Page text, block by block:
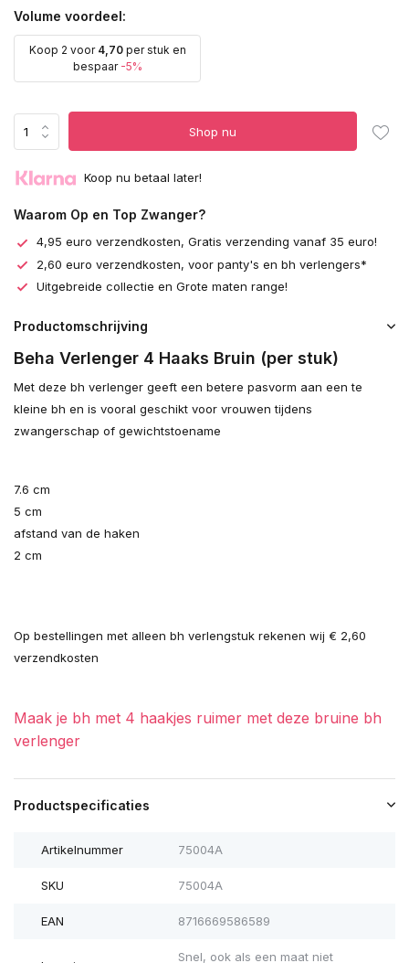
Volume voordeel:
Koop 2 voor 4,70per stuk en
bespaar -5%
Shop nu
Koop nu betaal later!
Waarom Op en Top Zwanger?
4,95 euro verzendkosten, Gratis verzending vanaf 35 euro!
2,60 euro verzendkosten, voor panty's en bh verlengers*
Uitgebreide collectie en Grote maten range!
Productomschrijving
Beha Verlenger 4 Haaks Bruin (per stuk)
Met deze bh verlenger geeft een betere pasvorm aan een te
kleine bh en is vooral geschikt voor vrouwen tijdens
zwangerschap of gewichtstoename
7.6 cm
5 cm
afstand van de haken
2 cm
Op bestellingen met alleen bh verlengstuk rekenen wij € 2,60
verzendkosten
Maak je bh met 4 haakjes ruimer met deze bruine bh
verlenger
Productspecificaties
Artikelnummer 75004A
SKU 75004A
EAN 8716669586589
Snel, ook als een maat niet